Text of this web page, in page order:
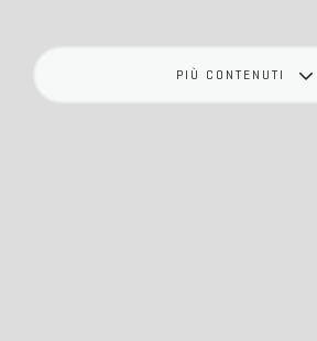
PIÙ CONTENUTI